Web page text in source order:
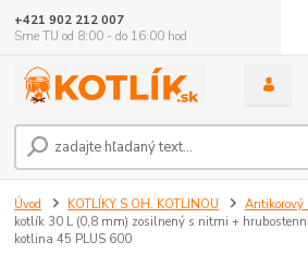
+421 902 212 007
Sme TU od 8:00 - do 16:00 hod
Úvod KOTLÍKY S OH. KOTLINOU
kotlík 30 L (0,8 mm) zosilnený s nitmi +
kotlina 45 PLUS 600